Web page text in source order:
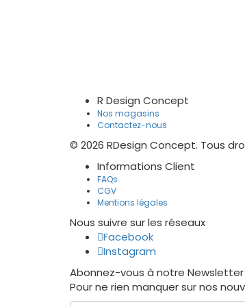
R Design Concept
Nos magasins
Contactez-nous
© 2026 RDesign Concept. Tous
Informations Client
FAQs
CGV
Mentions légales
Nous suivre sur les réseaux
Facebook
Instagram
Abonnez-vous à notre Newsletter
Pour ne rien manquer sur nos